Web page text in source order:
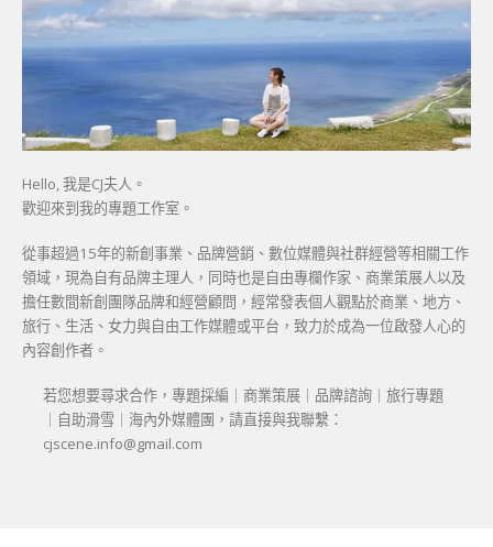
Hello, 我是CJ夫人。
歡迎來到我的專題工作室。
從事超過15年的新創事業、品牌營銷、數位媒體與社群經營等相關工作
領域，現為自有品牌主理人，同時也是自由專欄作家、商業策展人以及
擔任數間新創團隊品牌和經營顧問，經常發表個人觀點於商業、地方、
旅行、生活、女力與自由工作媒體或平台，致力於成為一位啟發人心的
內容創作者。
若您想要尋求合作，專題採編｜商業策展｜品牌諮詢｜旅行專題
｜自助滑雪｜海內外媒體團，請直接與我聯繫：
cjscene.info@gmail.com